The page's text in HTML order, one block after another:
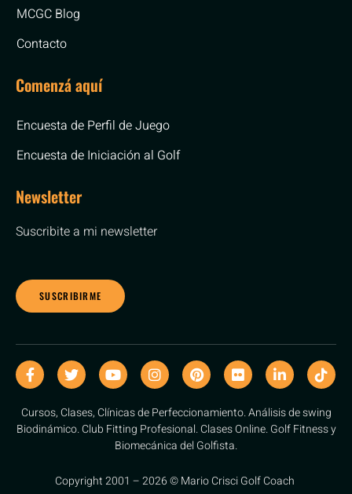
MCGC Blog
Contacto
Comenzá aquí
Encuesta de Perfil de Juego
Encuesta de Iniciación al Golf
Newsletter
Suscribite a mi newsletter
SUSCRIBIRME
Cursos, Clases, Clínicas de Perfeccionamiento. Análisis de swing
Biodinámico. Club Fitting Profesional. Clases Online. Golf Fitness y
Biomecánica del Golfista.
Copyright 2001 – 2026 © Mario Crisci Golf Coach